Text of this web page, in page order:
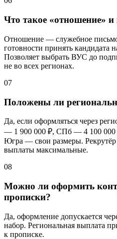
Что такое «отношение» и
Отношение — служебное
готовности принять кандидата
Позволяет выбрать ВУС до
не во всех регионах.
07
Положены ли
Да, если оформляться через
— 1 900 000 ₽, СПб — 4 100
Югра — свои размеры. Рекрутёр
выплаты максимальные.
08
Можно ли оформить
прописки?
Да, оформление допускается
набор. Региональная выплата
к прописке.